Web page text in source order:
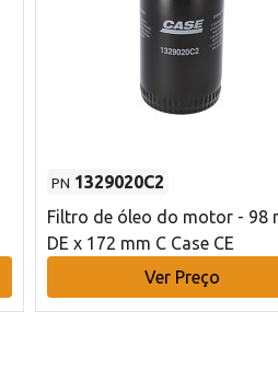
PN 1329020C2
Filtro de óleo do motor - 98
DE x 172 mm C Case CE
Ver Preço